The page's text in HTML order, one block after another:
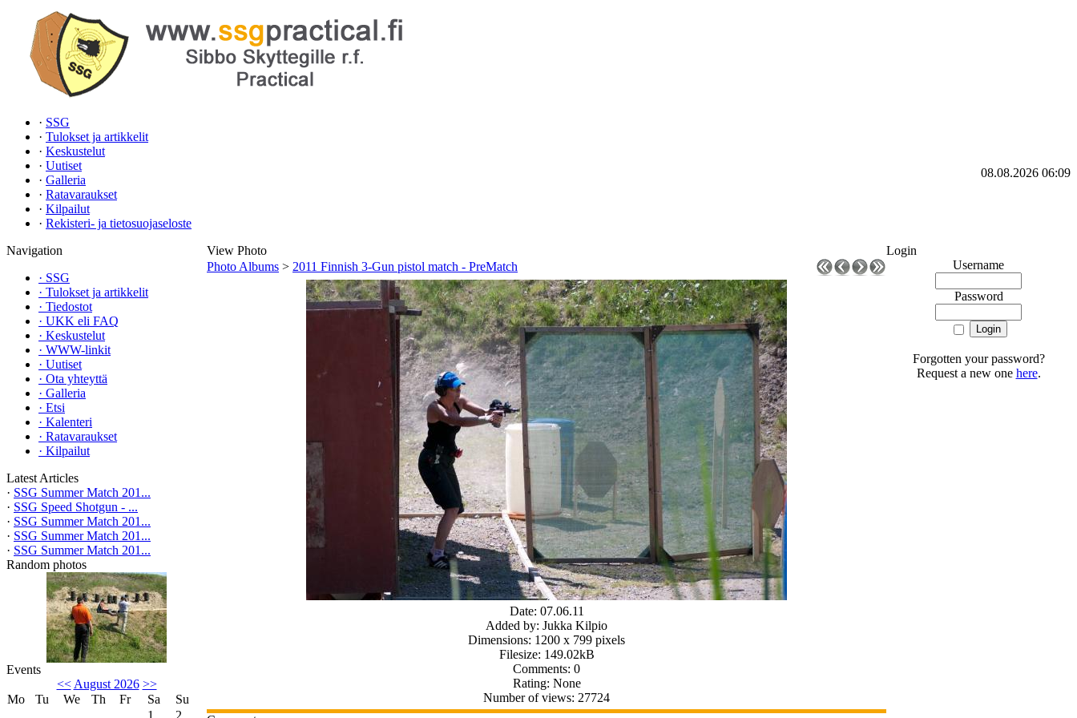
· SSG
· Tulokset ja artikkelit
· Keskustelut
· Uutiset
· Galleria
· Ratavaraukset
· Kilpailut
· Rekisteri- ja tietosuojaseloste
08.08.2026 06:09
Navigation
· SSG
· Tulokset ja artikkelit
· Tiedostot
· UKK eli FAQ
· Keskustelut
· WWW-linkit
· Uutiset
· Ota yhteyttä
· Galleria
· Etsi
· Kalenteri
· Ratavaraukset
· Kilpailut
Latest Articles
· SSG Summer Match 201...
· SSG Speed Shotgun - ...
· SSG Summer Match 201...
· SSG Summer Match 201...
· SSG Summer Match 201...
Random photos
Events
<< August 2026 >>
Mo
Tu We Th Fr Sa
Su
1
2
View Photo
Photo Albums > 2011 Finnish 3-Gun pistol match - PreMatch
Date: 07.06.11
Added by: Jukka Kilpio
Dimensions: 1200 x 799 pixels
Filesize: 149.02kB
Comments: 0
Rating: None
Number of views: 27724
Login
Username
Password
Forgotten your password?
Request a new one here.